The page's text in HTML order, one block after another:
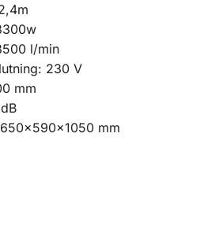
l/min
230 V
mm
mm